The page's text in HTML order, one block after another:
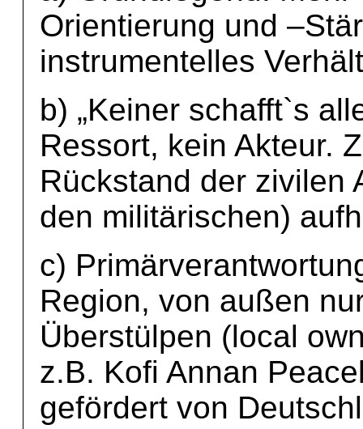
Orientierung und
instrumentelles
b) „Keiner schafft`s
Ressort, kein Akteur.
Rückstand der zivilen
den militärischen)
c)
Region, von außen
Überstülpen (local
z.B. Kofi Annan
gefördert von